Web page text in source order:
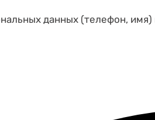
данных (телефон,